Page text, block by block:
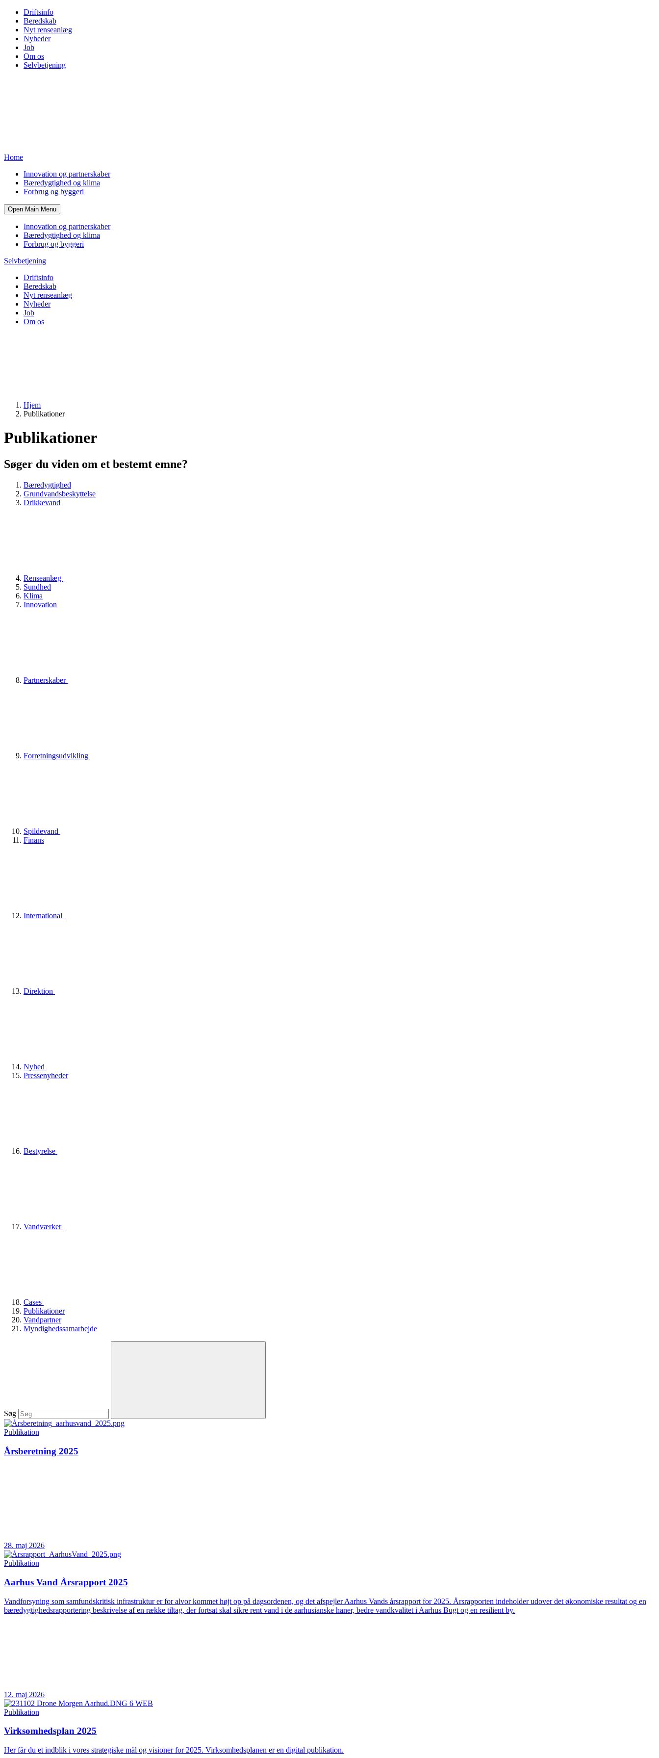
Driftsinfo
Beredskab
Nyt renseanlæg
Nyheder
Job
Om os
Selvbetjening
Home
Innovation og partnerskaber
Bæredygtighed og klima
Forbrug og byggeri
Open Main Menu
Innovation og partnerskaber
Bæredygtighed og klima
Forbrug og byggeri
Selvbetjening
Driftsinfo
Beredskab
Nyt renseanlæg
Nyheder
Job
Om os
Hjem
Publikationer
Publikationer
Søger du viden om et bestemt emne?
Bæredygtighed
Grundvandsbeskyttelse
Drikkevand
Renseanlæg
Sundhed
Klima
Innovation
Partnerskaber
Forretningsudvikling
Spildevand
Finans
International
Direktion
Nyhed
Pressenyheder
Bestyrelse
Vandværker
Cases
Publikationer
Vandpartner
Myndighedssamarbejde
Søg
Publikation
Årsberetning 2025
28. maj 2026
Publikation
Aarhus Vand Årsrapport 2025
Vandforsyning som samfundskritisk infrastruktur er for alvor kommet højt op på dagsordenen, og det afspejler Aarhus Vands årsrapport for 2025. Årsrapporten indeholder udover det økonomiske resultat og en
bæredygtighedsrapportering beskrivelse af en række tiltag, der fortsat skal sikre rent vand i de aarhusianske haner, bedre vandkvalitet i Aarhus Bugt og en resilient by.
12. maj 2026
Publikation
Virksomhedsplan 2025
Her får du et indblik i vores strategiske mål og visioner for 2025. Virksomhedsplanen er en digital publikation.